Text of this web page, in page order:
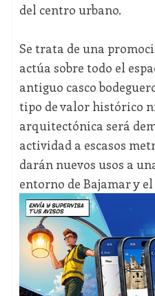
del centro urbano.
Se trata de una
actúa sobre todo el
antiguo casco
tipo de valor histórico
arquitectónica será
actividad a escasos
darán nuevos usos a
entorno de Bajamar y